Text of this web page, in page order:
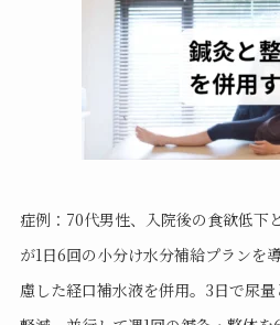
症例：70代男性、入院後の食欲低下
が1日6回の小分け水分補給プランを
慮した経口補水液を併用。3日で尿